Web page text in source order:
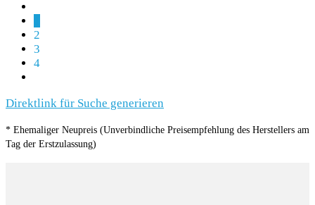
2
3
4
Direktlink für Suche generieren
* Ehemaliger Neupreis (Unverbindliche Preisempfehlung des Herstellers am
Tag der Erstzulassung)